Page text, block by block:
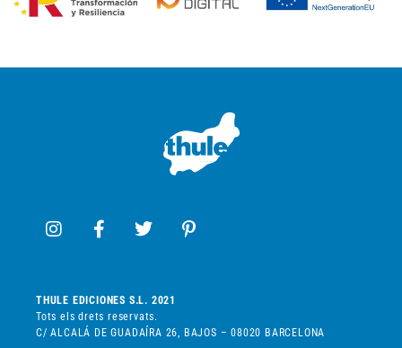
THULE EDICIONES S.L. 2021
Tots els drets reservats.
C/ ALCALÁ DE GUADAÍRA 26, BAJOS – 08020 BARCELONA